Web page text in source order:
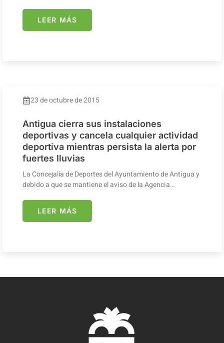
LEER MÁS
23 de octubre de 2015
Antigua cierra sus instalaciones
deportivas y cancela cualquier actividad
deportiva mientras persista la alerta por
fuertes lluvias
La Concejalía de Deportes del Ayuntamiento de Antigua y
debido a que se mantiene el aviso de la Agencia…
LEER MÁS